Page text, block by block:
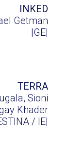
INKED
Getman
|GE|
TERRA
Sioni
Khader
/ IE|